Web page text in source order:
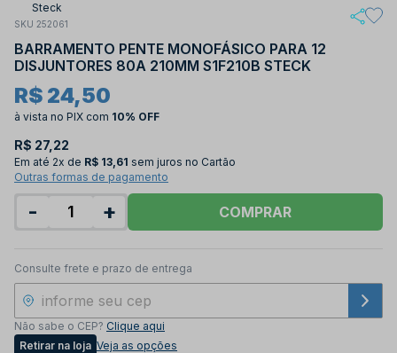
Steck
SKU 252061
BARRAMENTO PENTE MONOFÁSICO PARA 12
DISJUNTORES 80A 210MM S1F210B STECK
R$ 24,50
à vista no PIX com 10% OFF
R$ 27,22
Em até 2x de R$ 13,61 sem juros no Cartão
Outras formas de pagamento
- + COMPRAR
Consulte frete e prazo de entrega
Não sabe o CEP? Clique aqui
Retirar na loja Veja as opções